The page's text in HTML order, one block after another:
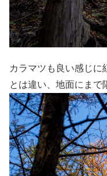
カラマツも良い感じに
とは違い、地面にまで